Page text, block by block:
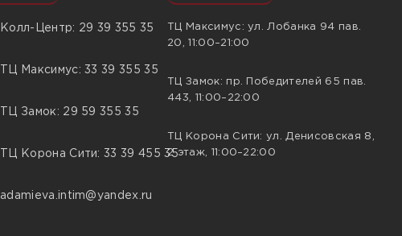
Колл-Центр: 29 39 355 35
ТЦ Максимус: 33 39 355 35
ТЦ Замок: 29 59 355 35
ТЦ Корона Сити: 33 39 455 35
adamieva.intim@yandex.ru
ТЦ Максимус: ул. Лобанка 94 пав.
20, 11:00–21:00
ТЦ Замок: пр. Победителей 65 пав.
443, 11:00–22:00
ТЦ Корона Сити: ул. Денисовская 8,
2 этаж, 11:00–22:00